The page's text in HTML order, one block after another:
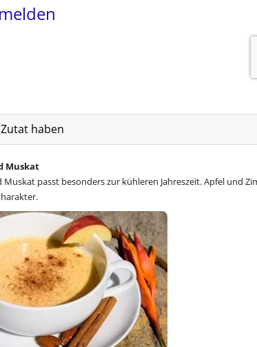
haben
Muskat
passt besonders zur kühleren Jahreszeit. Apfel und